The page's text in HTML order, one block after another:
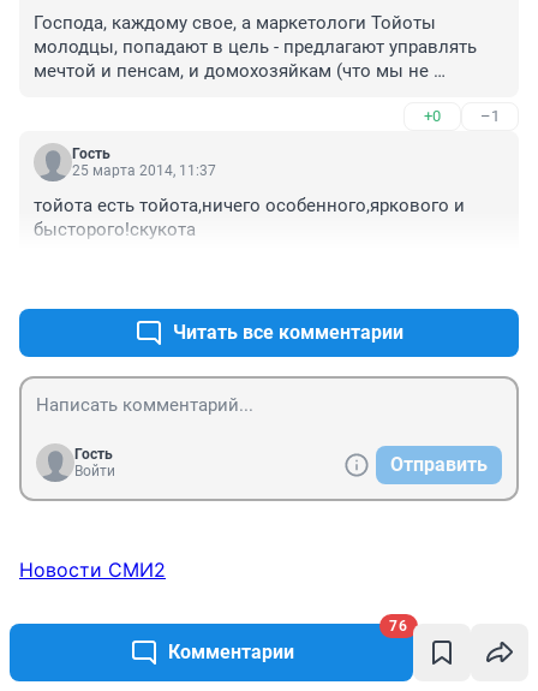
Комментарии
76
Господа, каждому свое, а маркетологи Тойоты
молодцы, попадают в цель - предлагают управлять
мечтой и пенсам, и домохозяйкам (что мы не
+0 –1
Гость
25 марта 2014, 11:37
тойота есть тойота,ничего особенного,яркового и
бысторого!скукота
Читать все комментарии
Гость
Войти
Отправить
Новости СМИ2
ТОП 5